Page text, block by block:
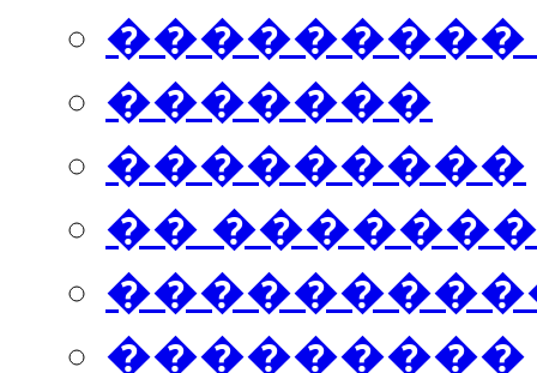
���������
�������
���������
��
���������